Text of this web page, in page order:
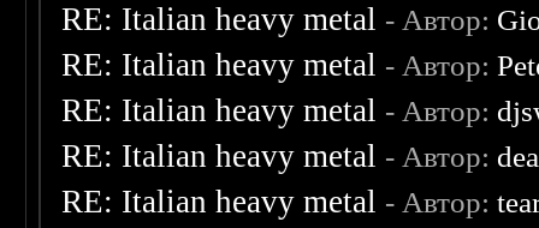
RE: Italian heavy metal - Автор:
RE: Italian heavy metal - Автор:
RE: Italian heavy metal - Автор:
RE: Italian heavy metal - Автор:
RE: Italian heavy metal - Автор: